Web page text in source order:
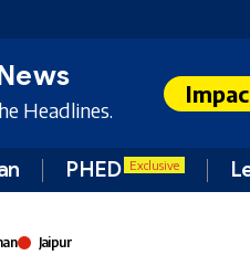
Headlines.
PHED Exclusive
Jaipur